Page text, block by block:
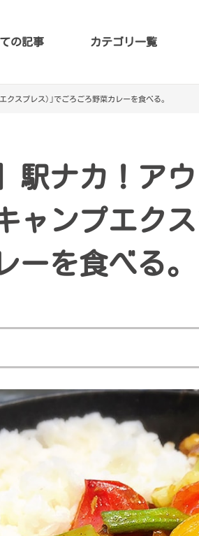
の記事 カテゴリ一覧
クスプレス)｣でごろごろ野菜カレーを食べる。
駅ナカ！ア
ャンプエク
ーを食べる。